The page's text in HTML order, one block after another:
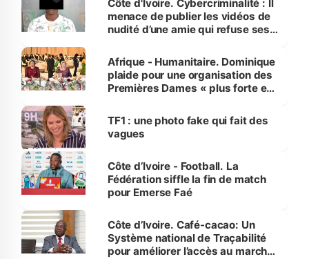
Côte d'Ivoire. Cybercriminalité : Il
menace de publier les vidéos de
nudité d’une amie qui refuse ses
Afrique - Humanitaire. Dominique
plaide pour une organisation des
Premières Dames « plus forte et
sur la scène internationale »
TF1 : une photo fake qui fait des
vagues
Côte d’Ivoire - Football. La
Fédération siffle la fin de match
pour Emerse Faé
Côte d’Ivoire. Café-cacao: Un
Système national de Traçabilité
pour améliorer l’accès au marché